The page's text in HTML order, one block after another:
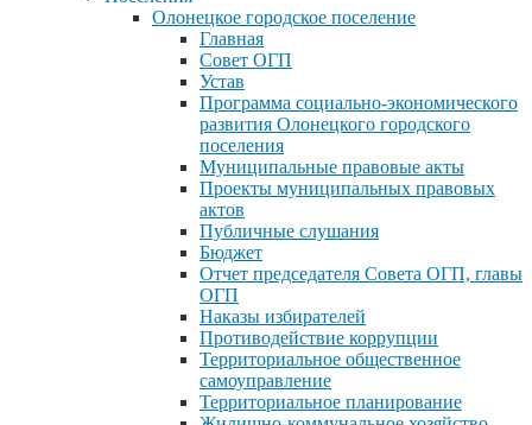
Олонецкое городское поселение
Главная
Совет ОГП
Устав
Программа социально-экономического
развития Олонецкого городского
поселения
Муниципальные правовые акты
Проекты муниципальных правовых
актов
Публичные слушания
Бюджет
Отчет председателя Совета ОГП, главы
ОГП
Наказы избирателей
Противодействие коррупции
Территориальное общественное
самоуправление
Территориальное планирование